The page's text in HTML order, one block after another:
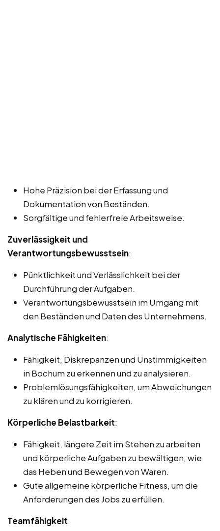
Hohe Präzision bei der Erfassung und
Dokumentation von Beständen.
Sorgfältige und fehlerfreie Arbeitsweise.
Zuverlässigkeit und
Verantwortungsbewusstsein:
Pünktlichkeit und Verlässlichkeit bei der
Durchführung der Aufgaben.
Verantwortungsbewusstsein im Umgang mit
den Beständen und Daten des Unternehmens.
Analytische Fähigkeiten:
Fähigkeit, Diskrepanzen und Unstimmigkeiten
in Bochum zu erkennen und zu analysieren.
Problemlösungsfähigkeiten, um Abweichungen
zu klären und zu korrigieren.
Körperliche Belastbarkeit:
Fähigkeit, längere Zeit im Stehen zu arbeiten
und körperliche Aufgaben zu bewältigen, wie
das Heben und Bewegen von Waren.
Gute allgemeine körperliche Fitness, um die
Anforderungen des Jobs zu erfüllen.
Teamfähigkeit: